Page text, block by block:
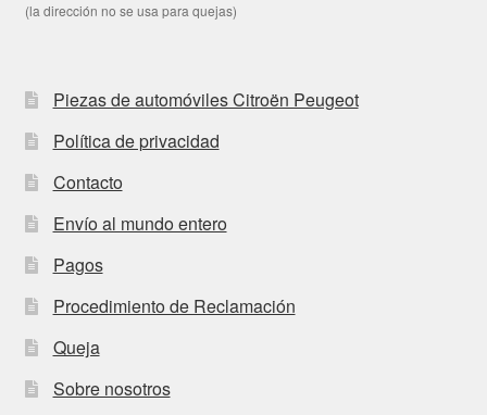
(la dirección no se usa para quejas)
Piezas de automóviles Citroën Peugeot
Política de privacidad
Contacto
Envío al mundo entero
Pagos
Procedimiento de Reclamación
Queja
Sobre nosotros